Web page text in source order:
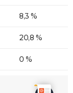
8,3 %
20,8 %
0 %